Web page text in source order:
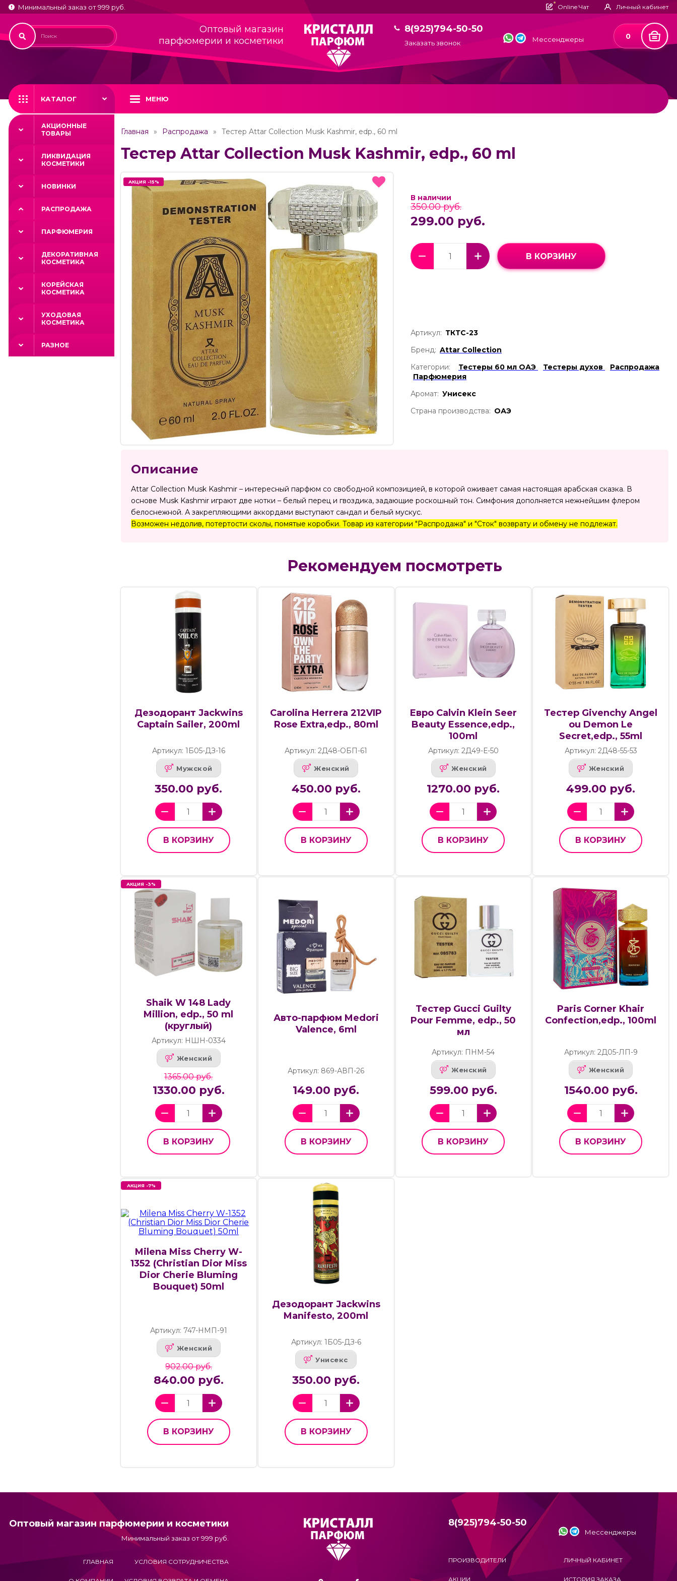
Минимальный заказ от 999 руб. Online Чат Личный кабинет
Оптовый магазин
парфюмерии и косметики
8(925)794-50-50
Заказать звонок Мессенджеры 0
КАТАЛОГ МЕНЮ
АКЦИОННЫЕ
ТОВАРЫ
ЛИКВИДАЦИЯ
КОСМЕТИКИ
НОВИНКИ
РАСПРОДАЖА
ПАРФЮМЕРИЯ
ДЕКОРАТИВНАЯ
КОСМЕТИКА
КОРЕЙСКАЯ
КОСМЕТИКА
УХОДОВАЯ
КОСМЕТИКА
РАЗНОЕ
Главная Распродажа Тестер Attar Collection Musk Kashmir, edp., 60 ml
Тестер Attar Collection Musk Kashmir, edp., 60 ml
АКЦИЯ -15%
АКЦИЯ -15%
В наличии
350.00 руб.
299.00 руб.
В КОРЗИНУ
Артикул: ТКТС-23
Бренд: Attar Collection
Категории:
Тестеры 60 мл ОАЭ Тестеры духов
Распродажа
Парфюмерия
Аромат: Унисекс
Страна производства: ОАЭ
Описание
Attar Collection Musk Kashmir – интересный парфюм со свободной композицией, в которой оживает самая настоящая арабская сказка. В
основе Musk Kashmir играют две нотки – белый перец и гвоздика, задающие роскошный тон. Симфония дополняется нежнейшим флером
белоснежной. А закрепляющими аккордами выступают сандал и белый мускус.
Возможен недолив, потертости сколы, помятые коробки. Товар из категории "Распродажа" и "Сток" возврату и обмену не подлежат.
Рекомендуем посмотреть
Дезодорант Jackwins
Captain Sailer, 200ml
Артикул: 1Б05-ДЗ-16
Мужской
350.00 руб.
В КОРЗИНУ
Carolina Herrera 212VIP
Rose Extra,edp., 80ml
Артикул: 2Д48-ОБП-61
Женский
450.00 руб.
В КОРЗИНУ
Евро Calvin Klein Seer
Beauty Essence,edp.,
100ml
Артикул: 2Д49-Е-50
Женский
1270.00 руб.
В КОРЗИНУ
Тестер Givenchy Angel
ou Demon Le
Secret,edp., 55ml
Артикул: 2Д48-55-53
Женский
499.00 руб.
В КОРЗИНУ
АКЦИЯ -3%
Shaik W 148 Lady
Million, edp., 50 ml
(круглый)
Артикул: НШН-0334
Женский
1365.00 руб.
1330.00 руб.
В КОРЗИНУ
Авто-парфюм Medori
Valence, 6ml
Артикул: 869-АВП-26
149.00 руб.
В КОРЗИНУ
Тестер Gucci Guilty
Pour Femme, edp., 50
мл
Артикул: ПНМ-54
Женский
599.00 руб.
В КОРЗИНУ
Paris Corner Khair
Confection,edp., 100ml
Артикул: 2Д05-ЛП-9
Женский
1540.00 руб.
В КОРЗИНУ
АКЦИЯ -7%
Milena Miss Cherry W-
1352 (Christian Dior Miss
Dior Cherie Bluming
Bouquet) 50ml
Артикул: 747-НМП-91
Женский
902.00 руб.
840.00 руб.
В КОРЗИНУ
Дезодорант Jackwins
Manifesto, 200ml
Артикул: 1Б05-ДЗ-6
Унисекс
350.00 руб.
В КОРЗИНУ
Оптовый магазин парфюмерии и косметики
Минимальный заказ от 999 руб.
ГЛАВНАЯ УСЛОВИЯ СОТРУДНИЧЕСТВА
8(925)794-50-50
Мессенджеры
ПРОИЗВОДИТЕЛИ
АКЦИИ
ЛИЧНЫЙ КАБИНЕТ
ИСТОРИЯ ЗАКАЗА